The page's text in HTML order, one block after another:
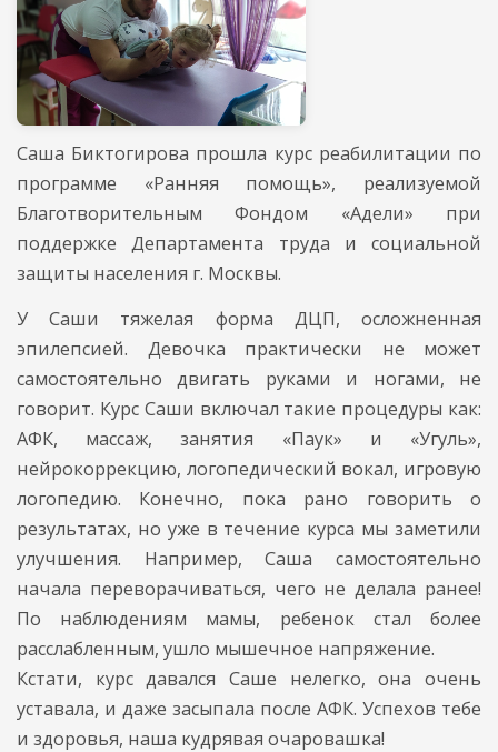
Саша Биктогирова прошла курс реабилитации по
программе «Ранняя помощь», реализуемой
Благотворительным Фондом «Адели» при
поддержке Департамента труда и социальной
защиты населения г. Москвы.
У Саши тяжелая форма ДЦП, осложненная
эпилепсией. Девочка практически не может
самостоятельно двигать руками и ногами, не
говорит. Курс Саши включал такие процедуры как:
АФК, массаж, занятия «Паук» и «Угуль»,
нейрокоррекцию, логопедический вокал, игровую
логопедию. Конечно, пока рано говорить о
результатах, но уже в течение курса мы заметили
улучшения. Например, Саша самостоятельно
начала переворачиваться, чего не делала ранее!
По наблюдениям мамы, ребенок стал более
расслабленным, ушло мышечное напряжение.
Кстати, курс давался Саше нелегко, она очень
уставала, и даже засыпала после АФК. Успехов тебе
и здоровья, наша кудрявая очаровашка!